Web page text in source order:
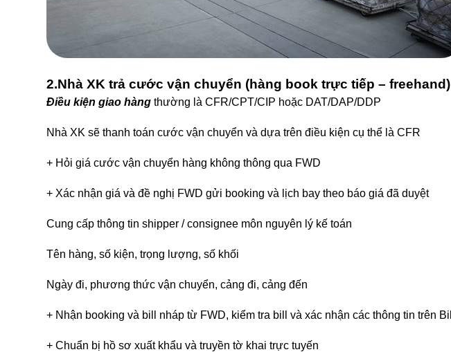
2.Nhà XK trả cước vận chuyển (hàng book trực tiếp – freehand)
Điều kiện giao hàng thường là CFR/CPT/CIP hoặc DAT/DAP/DDP
Nhà XK sẽ thanh toán cước vận chuyển và dựa trên điều kiện cụ thể là CFR
+ Hỏi giá cước vận chuyển hàng không thông qua FWD
+ Xác nhận giá và đề nghị FWD gửi booking và lịch bay theo báo giá đã duyệt
Cung cấp thông tin shipper / consignee môn nguyên lý kế toán
Tên hàng, số kiện, trọng lượng, số khối
Ngày đi, phương thức vận chuyển, cảng đi, cảng đến
+ Nhận booking và bill nháp từ FWD, kiểm tra bill và xác nhận các thông tin trên Bill
+ Chuẩn bị hồ sơ xuất khẩu và truyền tờ khai trực tuyến